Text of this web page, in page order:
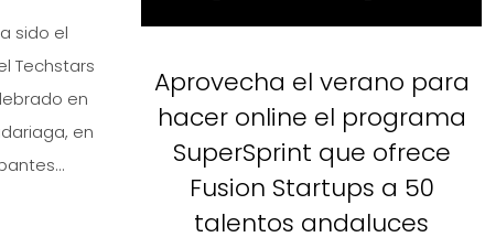
sido el
Techstars
en
en
Aprovecha el verano para
hacer online el programa
SuperSprint que ofrece
Fusion Startups a 50
talentos andaluces